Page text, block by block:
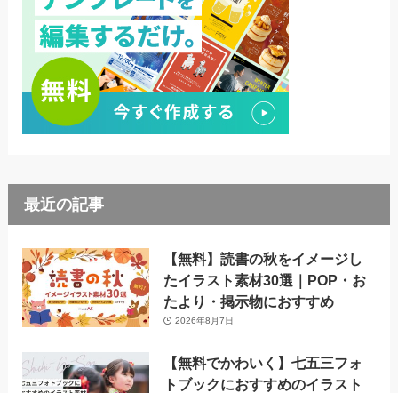
最近の記事
【無料】読書の秋をイメージし
たイラスト素材30選｜POP・お
たより・掲示物におすすめ
2026年8月7日
【無料でかわいく】七五三フォ
トブックにおすすめのイラスト